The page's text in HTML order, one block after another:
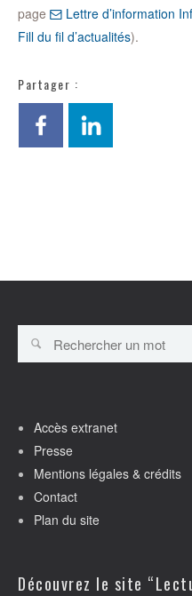
page
Lettre d’information
Fill du fil d’actualités).
Partager :
Accès extranet
Presse
Mentions légales & crédits
Contact
Plan du site
Découvrez le site